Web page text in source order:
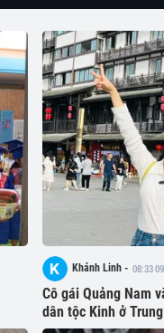
Khánh Linh - 08:33
Cô gái Quảng Nam
dân tộc Kinh ở